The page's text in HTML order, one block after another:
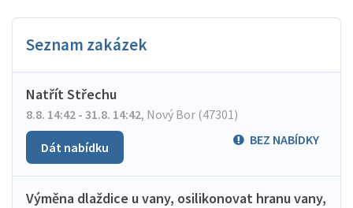
Seznam zakázek
Natřít Střechu
8.8. 14:42 - 31.8. 14:42, Nový Bor (47301)
BEZ NABÍDKY
Dát nabídku
Výměna dlaždice u vany, osilikonovat hranu vany,